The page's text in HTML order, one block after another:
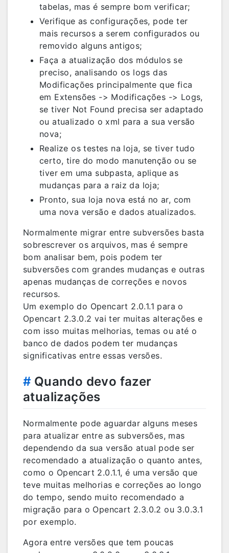
tabelas, mas é sempre bom verificar;
Verifique as configurações, pode ter
mais recursos a serem configurados ou
removido alguns antigos;
Faça a atualização dos módulos se
preciso, analisando os logs das
Modificações principalmente que fica
em Extensões -> Modificações -> Logs,
se tiver Not Found precisa ser adaptado
ou atualizado o xml para a sua versão
nova;
Realize os testes na loja, se tiver tudo
certo, tire do modo manutenção ou se
tiver em uma subpasta, aplique as
mudanças para a raiz da loja;
Pronto, sua loja nova está no ar, com
uma nova versão e dados atualizados.
Normalmente migrar entre subversões basta
sobrescrever os arquivos, mas é sempre
bom analisar bem, pois podem ter
subversões com grandes mudanças e outras
apenas mudanças de correções e novos
recursos.
Um exemplo do Opencart 2.0.1.1 para o
Opencart 2.3.0.2 vai ter muitas alterações e
com isso muitas melhorias, temas ou até o
banco de dados podem ter mudanças
significativas entre essas versões.
# Quando devo fazer
atualizações
Normalmente pode aguardar alguns meses
para atualizar entre as subversões, mas
dependendo da sua versão atual pode ser
recomendado a atualização o quanto antes,
como o Opencart 2.0.1.1, é uma versão que
teve muitas melhorias e correções ao longo
do tempo, sendo muito recomendado a
migração para o Opencart 2.3.0.2 ou 3.0.3.1
por exemplo.
Agora entre versões que tem poucas